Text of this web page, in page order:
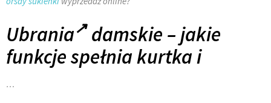
Ubrania damskie – jakie
funkcje spełnia kurtka i
…